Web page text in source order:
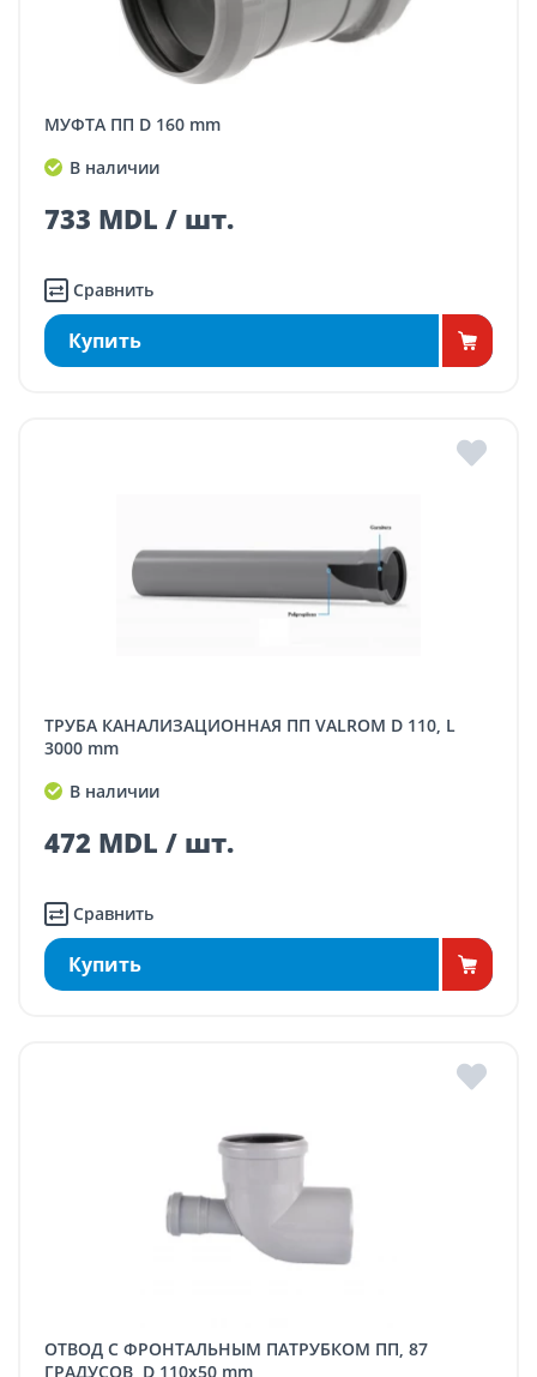
МУФТА ПП D 160 mm
В наличии
733 MDL / шт.
Сравнить
Купить
ТРУБА КАНАЛИЗАЦИОННАЯ ПП VALROM D 110, L
3000 mm
В наличии
472 MDL / шт.
Сравнить
Купить
ОТВОД С ФРОНТАЛЬНЫМ ПАТРУБКОМ ПП, 87
ГРАДУСОВ, D 110x50 mm